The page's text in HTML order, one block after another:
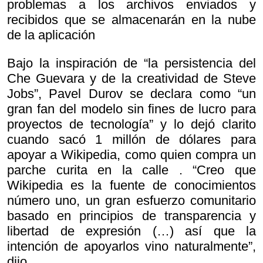
problemas a los archivos enviados y
recibidos que se almacenarán en la nube
de la aplicación
Bajo la inspiración de “la persistencia del
Che Guevara y de la creatividad de Steve
Jobs”, Pavel Durov se declara como “un
gran fan del modelo sin fines de lucro para
proyectos de tecnología” y lo dejó clarito
cuando sacó 1 millón de dólares para
apoyar a Wikipedia, como quien compra un
parche curita en la calle . “Creo que
Wikipedia es la fuente de conocimientos
número uno, un gran esfuerzo comunitario
basado en principios de transparencia y
libertad de expresión (…) así que la
intención de apoyarlos vino naturalmente”,